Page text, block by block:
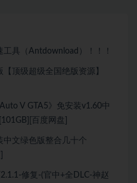
具（Antdownload）！！！
【顶级超级全国绝版资源】
V GTA5》免安装v1.60中
百度网盘]
中文绿色版整合几十个
修复-(官中+全DLC-神赵